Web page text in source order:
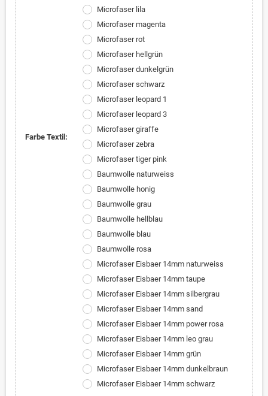
Farbe Textil:
Microfaser lila
Microfaser magenta
Microfaser rot
Microfaser hellgrün
Microfaser dunkelgrün
Microfaser schwarz
Microfaser leopard 1
Microfaser leopard 3
Microfaser giraffe
Microfaser zebra
Microfaser tiger pink
Baumwolle naturweiss
Baumwolle honig
Baumwolle grau
Baumwolle hellblau
Baumwolle blau
Baumwolle rosa
Microfaser Eisbaer 14mm naturweiss
Microfaser Eisbaer 14mm taupe
Microfaser Eisbaer 14mm silbergrau
Microfaser Eisbaer 14mm sand
Microfaser Eisbaer 14mm power rosa
Microfaser Eisbaer 14mm leo grau
Microfaser Eisbaer 14mm grün
Microfaser Eisbaer 14mm dunkelbraun
Microfaser Eisbaer 14mm schwarz